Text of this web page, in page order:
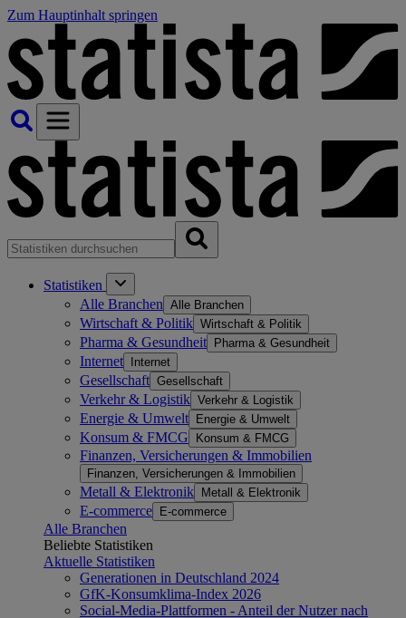
Zum Hauptinhalt springen
Statistiken
Alle Branchen Alle Branchen
Wirtschaft & Politik Wirtschaft & Politik
Pharma & Gesundheit Pharma & Gesundheit
Internet Internet
Gesellschaft Gesellschaft
Verkehr & Logistik Verkehr & Logistik
Energie & Umwelt Energie & Umwelt
Konsum & FMCG Konsum & FMCG
Finanzen, Versicherungen & Immobilien
Finanzen, Versicherungen & Immobilien
Metall & Elektronik Metall & Elektronik
E-commerce E-commerce
Alle Branchen
Beliebte Statistiken
Aktuelle Statistiken
Generationen in Deutschland 2024
GfK-Konsumklima-Index 2026
Social-Media-Plattformen - Anteil der Nutzer nach